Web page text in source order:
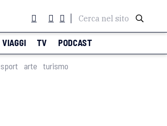
Cerca nel sito
VIAGGI TV PODCAST
sport arte turismo